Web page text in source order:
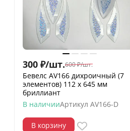
300 ₽/шт.600 ₽/шт.
Бевелс AV166 дихроичный (7
элементов) 112 х 645 мм
бриллиант
В наличииАртикул AV166-D
В корзину